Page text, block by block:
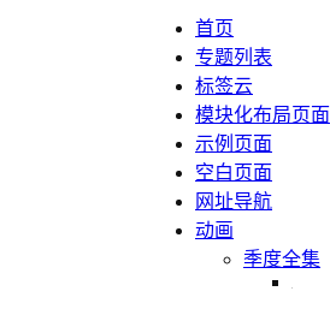
首页
专题列表
标签云
模块化布局页面
示例页面
空白页面
网址导航
动画
季度全集